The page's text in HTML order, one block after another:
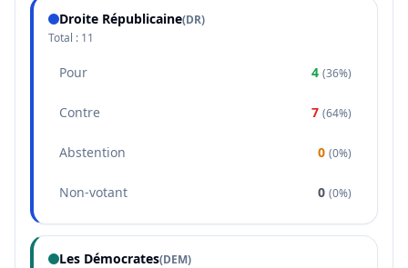
Droite Républicaine(DR)
Total : 11
Pour 4 (36%)
Contre 7 (64%)
Abstention 0 (0%)
Non-votant 0 (0%)
Les Démocrates(DEM)